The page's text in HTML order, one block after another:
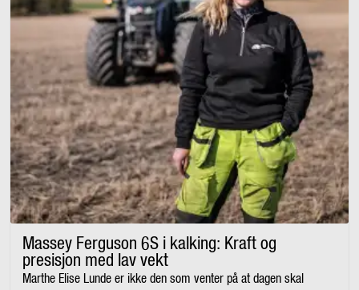
Massey Ferguson 6S i kalking: Kraft og
presisjon med lav vekt
Marthe Elise Lunde er ikke den som venter på at dagen skal